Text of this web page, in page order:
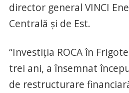
director general VINCI
Centrală și de Est.
“Investiția ROCA în
trei ani, a însemnat
de restructurare